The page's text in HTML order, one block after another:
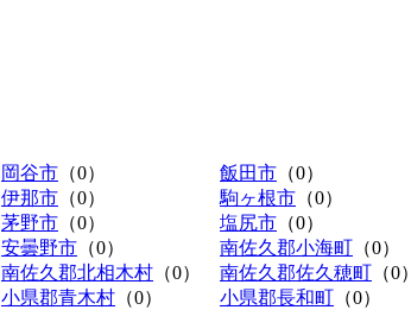
岡谷市 （0） 飯田市 （0）
伊那市 （0） 駒ヶ根市 （0）
茅野市 （0） 塩尻市 （0）
安曇野市 （0） 南佐久郡小海町 （0）
南佐久郡北相木村 （0） 南佐久郡佐久穂町 （0）
小県郡青木村 （0） 小県郡長和町 （0）